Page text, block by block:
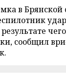
в Брянской
сообщил